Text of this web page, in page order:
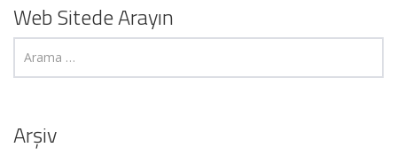
Web Sitede Arayın
Arşiv